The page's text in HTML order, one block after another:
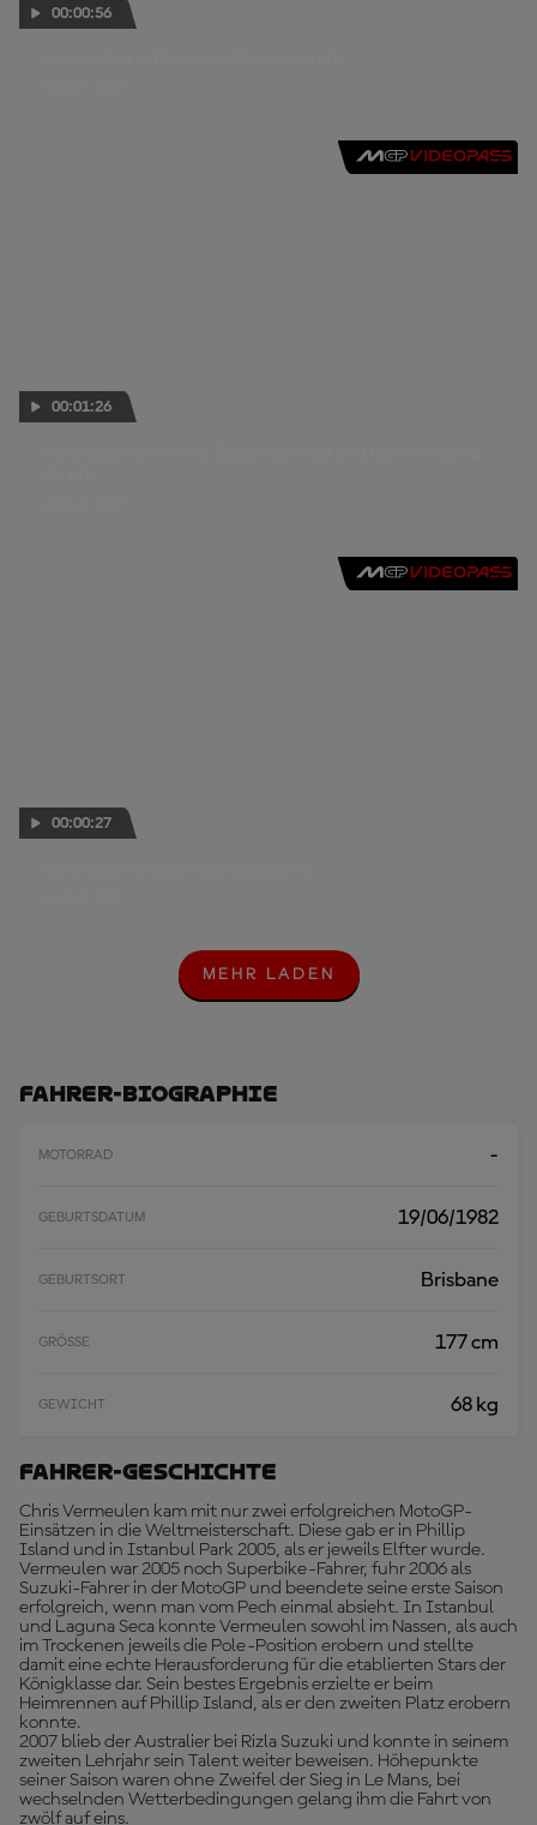
00:00:56
00:01:26
00:00:27
M
E
A
D
MEHR LADEN
Fahrer-Biographie
MOTORRAD -
GEBURTSDATUM 19/06/1982
GEBURTSORT Brisbane
GRÖSSE 177 cm
GEWICHT 68 kg
Fahrer-Geschichte
Chris Vermeulen kam mit nur zwei erfolgreichen MotoGP-
Einsätzen in die Weltmeisterschaft. Diese gab er in Phillip
Island und in Istanbul Park 2005, als er jeweils Elfter wurde.
Vermeulen war 2005 noch Superbike-Fahrer, fuhr 2006 als
Suzuki-Fahrer in der MotoGP und beendete seine erste Saison
erfolgreich, wenn man vom Pech einmal absieht. In Istanbul
und Laguna Seca konnte Vermeulen sowohl im Nassen, als auch
im Trockenen jeweils die Pole-Position erobern und stellte
damit eine echte Herausforderung für die etablierten Stars der
Königklasse dar. Sein bestes Ergebnis erzielte er beim
Heimrennen auf Phillip Island, als er den zweiten Platz erobern
konnte.
2007 blieb der Australier bei Rizla Suzuki und konnte in seinem
zweiten Lehrjahr sein Talent weiter beweisen. Höhepunkte
seiner Saison waren ohne Zweifel der Sieg in Le Mans, bei
wechselnden Wetterbedingungen gelang ihm die Fahrt von
zwölf auf eins.